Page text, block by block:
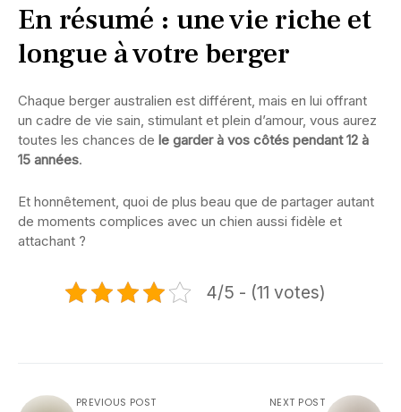
En résumé : une vie riche et
longue à votre berger
Chaque berger australien est différent, mais en lui offrant
un cadre de vie sain, stimulant et plein d’amour, vous aurez
toutes les chances de le garder à vos côtés pendant 12 à
15 années.
Et honnêtement, quoi de plus beau que de partager autant
de moments complices avec un chien aussi fidèle et
attachant ?
4/5 - (11 votes)
PREVIOUS POST NEXT POST